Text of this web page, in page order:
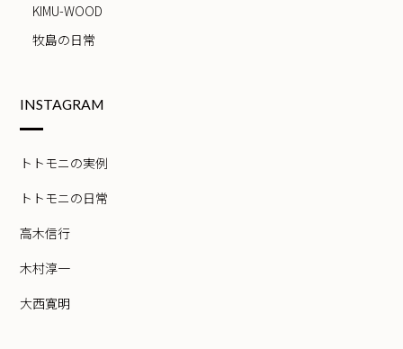
KIMU-WOOD
牧島の日常
INSTAGRAM
トトモニの実例
トトモニの日常
高木信行
木村淳一
大西寛明